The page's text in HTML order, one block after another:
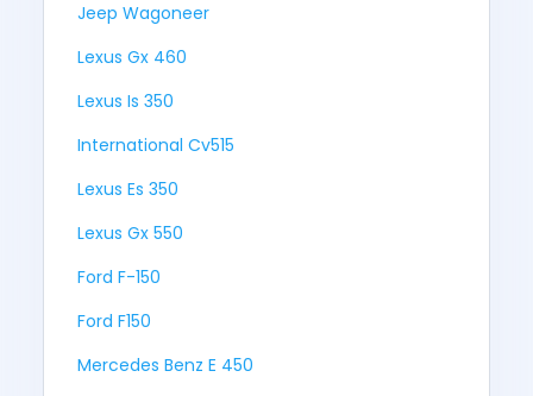
Jeep Wagoneer
Lexus Gx 460
Lexus Is 350
International Cv515
Lexus Es 350
Lexus Gx 550
Ford F-150
Ford F150
Mercedes Benz E 450